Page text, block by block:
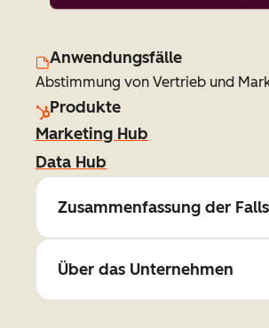
Anwendungsfälle
Abstimmung von Vertrieb und
Produkte
Marketing Hub
Data Hub
Zusammenfassung der
Über das Unternehmen